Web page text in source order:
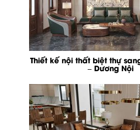
Thiết kế nội thất biệt thự
– Dương Nội